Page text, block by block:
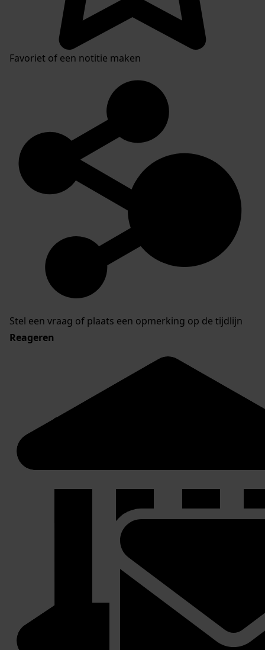
Favoriet of een notitie maken
Stel een vraag of plaats een opmerking op de tijdlijn
Reageren